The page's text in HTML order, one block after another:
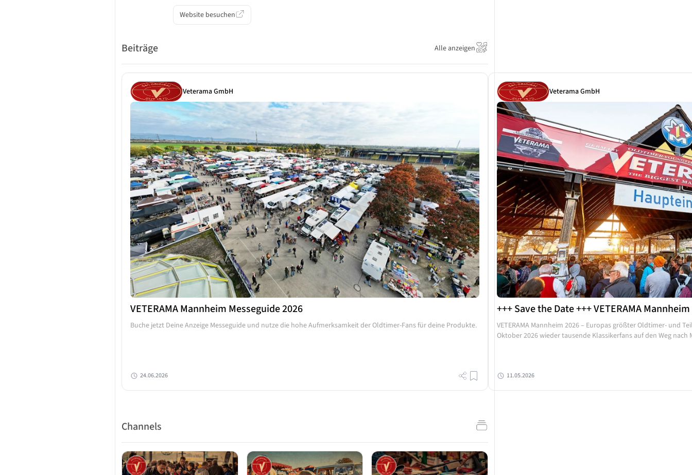
Website besuchen
Beiträge Alle anzeigen
Veterama GmbH
VETERAMA Mannheim Messeguide 2026
Buche jetzt Deine Anzeige Messeguide und nutze die hohe Aufmerksamkeit der Oldtimer-Fans für deine Produkte.
24.06.2026
Veterama GmbH
+++ Save the Date +++ VETERAMA
VETERAMA Mannheim 2026 – Europas größter Oldtimer- und
Oktober 2026 wieder tausende Klassikerfans auf den Weg
11.05.2026
Channels